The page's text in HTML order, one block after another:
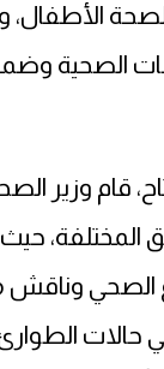
الأطفال،
الصحية
قام وزير
المختلفة،
الصحي وناقش
حالات